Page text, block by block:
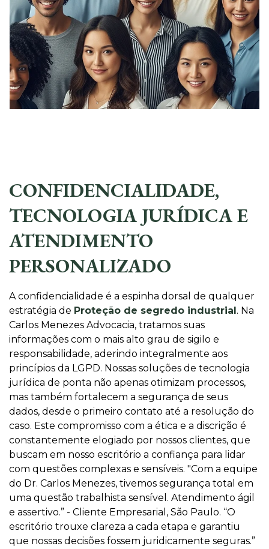
CONFIDENCIALIDADE,
TECNOLOGIA JURÍDICA E
ATENDIMENTO
PERSONALIZADO
A confidencialidade é a espinha dorsal de qualquer
estratégia de Proteção de segredo industrial. Na
Carlos Menezes Advocacia, tratamos suas
informações com o mais alto grau de sigilo e
responsabilidade, aderindo integralmente aos
princípios da LGPD. Nossas soluções de tecnologia
jurídica de ponta não apenas otimizam processos,
mas também fortalecem a segurança de seus
dados, desde o primeiro contato até a resolução do
caso. Este compromisso com a ética e a discrição é
constantemente elogiado por nossos clientes, que
buscam em nosso escritório a confiança para lidar
com questões complexas e sensíveis. "Com a equipe
do Dr. Carlos Menezes, tivemos segurança total em
uma questão trabalhista sensível. Atendimento ágil
e assertivo.” - Cliente Empresarial, São Paulo. “O
escritório trouxe clareza a cada etapa e garantiu
que nossas decisões fossem juridicamente seguras.”